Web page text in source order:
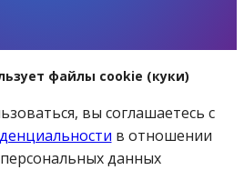
файлы cookie (куки)
вы соглашаетесь с
в отношении
данных